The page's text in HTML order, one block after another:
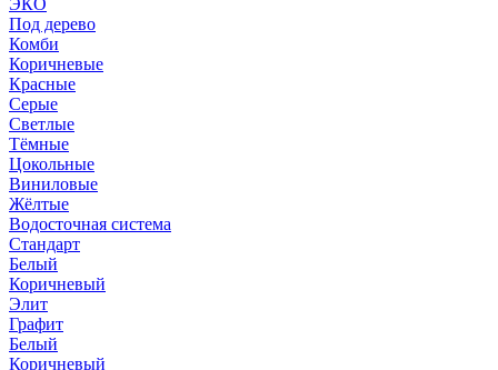
ЭКO
Под дерево
Комби
Коричневые
Красные
Серые
Светлые
Тёмные
Цокольные
Виниловые
Жёлтые
Водосточная система
Стандарт
Белый
Коричневый
Элит
Графит
Белый
Коричневый